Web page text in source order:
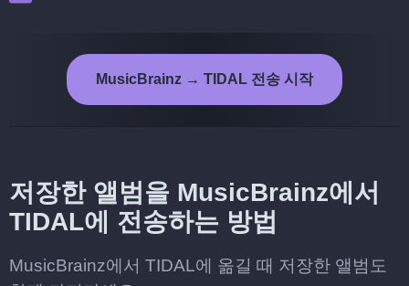
MusicBrainz → TIDAL 전송 시작
저장한 앨범을 MusicBrainz에서
TIDAL에 전송하는 방법
MusicBrainz에서 TIDAL에 옮길 때 저장한 앨범도